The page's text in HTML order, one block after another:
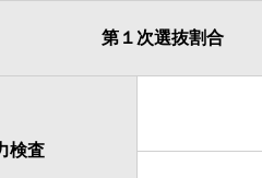
第１次選抜割合
検査